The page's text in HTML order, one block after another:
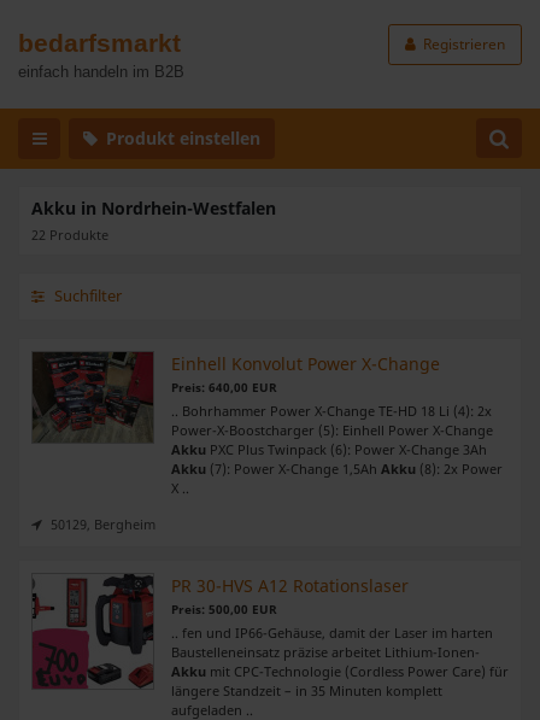
bedarfsmarkt
einfach handeln im B2B
Registrieren
Produkt einstellen
Akku in Nordrhein-Westfalen
22 Produkte
Suchfilter
Einhell Konvolut Power X-Change
Preis: 640,00 EUR
.. Bohrhammer Power X-Change TE-HD 18 Li (4): 2x
Power-X-Boostcharger (5): Einhell Power X-Change
Akku PXC Plus Twinpack (6): Power X-Change 3Ah
Akku (7): Power X-Change 1,5Ah Akku (8): 2x Power
X ..
50129, Bergheim
PR 30-HVS A12 Rotationslaser
Preis: 500,00 EUR
.. fen und IP66-Gehäuse, damit der Laser im harten
Baustelleneinsatz präzise arbeitet Lithium-Ionen-
Akku mit CPC-Technologie (Cordless Power Care) für
längere Standzeit – in 35 Minuten komplett
aufgeladen ..